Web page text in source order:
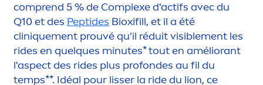
comprend 5 % de Complexe d'actifs avec du
Q10 et des Peptides Bioxifill, et il a été
cliniquement prouvé qu'il réduit visiblement les
rides en quelques minutes* tout en améliorant
l'aspect des rides plus profondes au fil du
temps**. Idéal pour lisser la ride du lion, ce